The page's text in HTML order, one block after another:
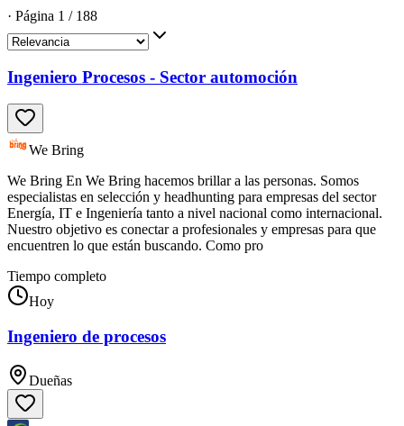
· Página 1 / 188
Ingeniero Procesos - Sector automoción
We Bring
We Bring En We Bring hacemos brillar a las personas. Somos
especialistas en selección y headhunting para empresas del sector
Energía, IT e Ingeniería tanto a nivel nacional como internacional.
Nuestro objetivo es conectar a profesionales y empresas para que
encuentren lo que están buscando. Como pro
Tiempo completo
Hoy
Ingeniero de procesos
Dueñas